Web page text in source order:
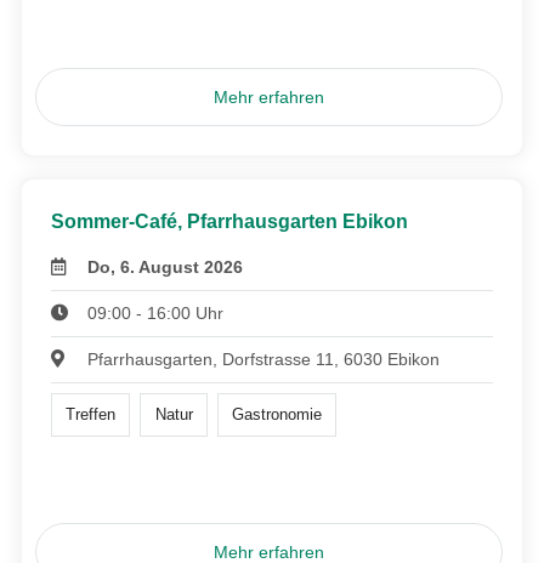
Mehr erfahren
Sommer-Café, Pfarrhausgarten Ebikon
Do, 6. August 2026
09:00 - 16:00 Uhr
Pfarrhausgarten, Dorfstrasse 11, 6030 Ebikon
Treffen Natur Gastronomie
Mehr erfahren